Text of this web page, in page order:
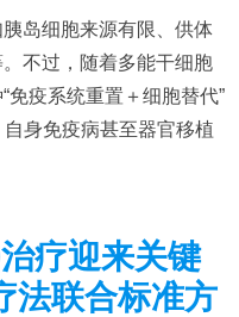
岛细胞来源有限、供体
不过，随着多能干细胞
免疫系统重置＋细胞替代”
身免疫病甚至器官移植
疗迎来关键
法联合标准方